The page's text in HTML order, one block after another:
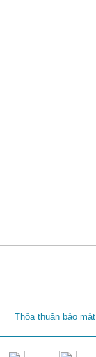
Thỏa thuận bảo mật